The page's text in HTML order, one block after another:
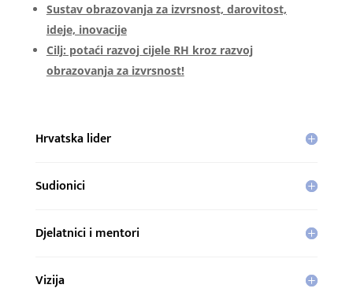
Sustav obrazovanja za izvrsnost, darovitost,
ideje, inovacije
Cilj: potaći razvoj cijele RH kroz razvoj
obrazovanja za izvrsnost!
Hrvatska lider
Sudionici
Djelatnici i mentori
Vizija